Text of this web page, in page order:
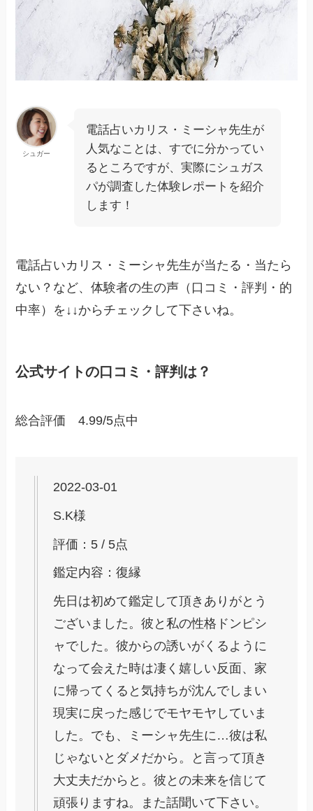
シュガー
電話占いカリス・ミーシャ先生が
人気なことは、すでに分かってい
るところですが、実際にシュガス
パが調査した体験レポートを紹介
します！
電話占いカリス・ミーシャ 先生が当たる・当たら
ない？など、体験者の生の声（口コミ・評判・的
中率）を↓↓からチェックして下さいね。
公式サイトの口コミ・評判は？
総合評価 4.99/5点中
2022-03-01
S.K様
評価：5 / 5点
鑑定内容：復縁
先日は初めて鑑定して頂きありがとう
ございました。彼と私の性格ドンピシ
ャでした。彼からの誘いがくるように
なって会えた時は凄く嬉しい反面、家
に帰ってくると気持ちが沈んでしまい
現実に戻った感じでモヤモヤしていま
した。でも、ミーシャ先生に…彼は私
じゃないとダメだから。と言って頂き
大丈夫だからと。彼との未来を信じて
頑張りますね。また話聞いて下さい。